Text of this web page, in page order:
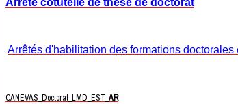
Arrêté cotutelle de thèse de doctorat
Arrêtés d'habilitation des formations
CANEVAS_Doctorat_LMD_EST_ AR